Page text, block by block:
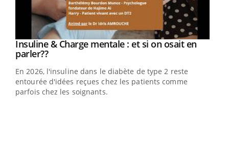
Youtube
Insuline & Charge mentale : et si on osait en
parler??Youtube
En 2026, l'insuline dans le diabète de type 2 reste
entourée d'idées reçues chez les patients comme
parfois chez les soignants.